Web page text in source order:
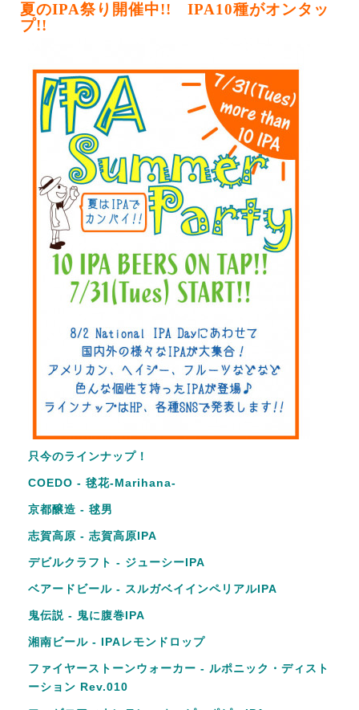
夏のIPA祭り開催中!! IPA10種がオンタッ
プ!!
只今のラインナップ！
COEDO - 毬花‐Marihana‐
京都醸造 - 毬男
志賀高原 - 志賀高原IPA
デビルクラフト - ジューシーIPA
ベアードビール - スルガベイインペリアルIPA
鬼伝説 - 鬼に腹巻IPA
湘南ビール - IPAレモンドロップ
ファイヤーストーンウォーカー - ルポニック・ディスト
ーション Rev.010